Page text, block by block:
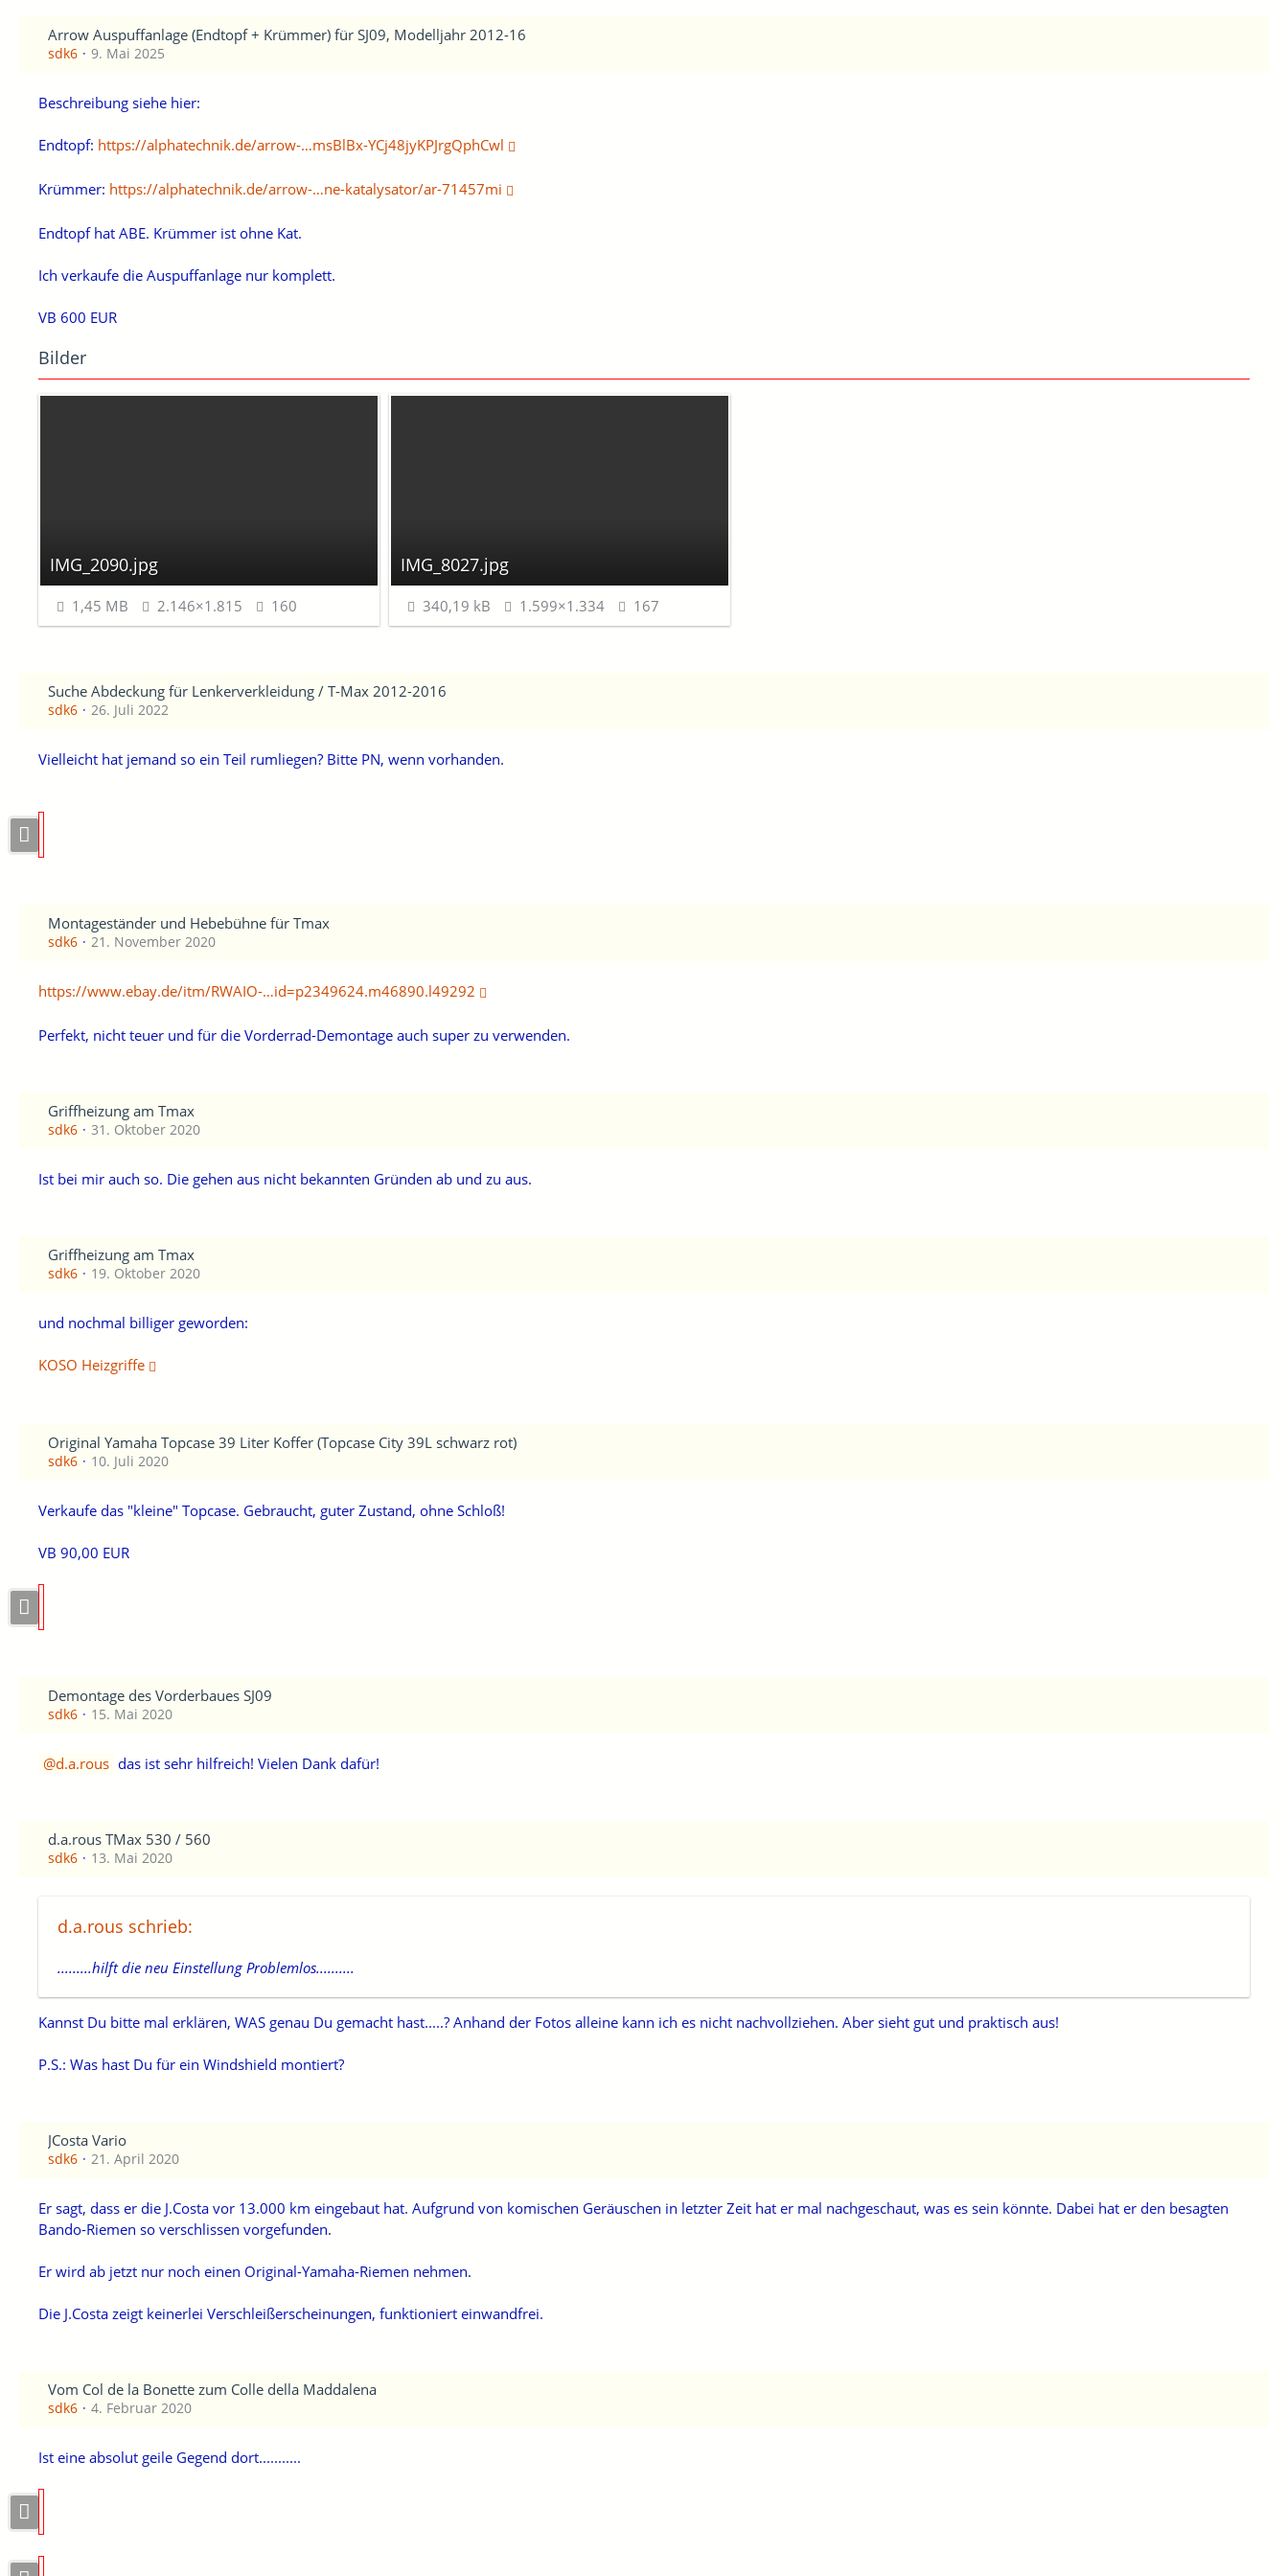
Arrow Auspuffanlage (Endtopf + Krümmer) für SJ09, Modelljahr 2012-16
sdk6 9. Mai 2025
Beschreibung siehe hier:
Endtopf: https://alphatechnik.de/arrow-…msBlBx-YCj48jyKPJrgQphCwl
Krümmer: https://alphatechnik.de/arrow-…ne-katalysator/ar-71457mi
Endtopf hat ABE. Krümmer ist ohne Kat.
Ich verkaufe die Auspuffanlage nur komplett.
VB 600 EUR
Bilder
IMG_2090.jpg
1,45 MB 2.146×1.815 160
IMG_8027.jpg
340,19 kB 1.599×1.334 167
Suche Abdeckung für Lenkerverkleidung / T-Max 2012-2016
sdk6 26. Juli 2022
Vielleicht hat jemand so ein Teil rumliegen? Bitte PN, wenn vorhanden.
Montageständer und Hebebühne für Tmax
sdk6 21. November 2020
https://www.ebay.de/itm/RWAIO-…id=p2349624.m46890.l49292
Perfekt, nicht teuer und für die Vorderrad-Demontage auch super zu verwenden.
Griffheizung am Tmax
sdk6 31. Oktober 2020
Ist bei mir auch so. Die gehen aus nicht bekannten Gründen ab und zu aus.
Griffheizung am Tmax
sdk6 19. Oktober 2020
und nochmal billiger geworden:
KOSO Heizgriffe
Original Yamaha Topcase 39 Liter Koffer (Topcase City 39L schwarz rot)
sdk6 10. Juli 2020
Verkaufe das "kleine" Topcase. Gebraucht, guter Zustand, ohne Schloß!
VB 90,00 EUR
Demontage des Vorderbaues SJ09
sdk6 15. Mai 2020
d.a.rous das ist sehr hilfreich! Vielen Dank dafür!
d.a.rous TMax 530 / 560
sdk6 13. Mai 2020
d.a.rous schrieb:
.........hilft die neu Einstellung Problemlos..........
Kannst Du bitte mal erklären, WAS genau Du gemacht hast.....? Anhand der Fotos alleine kann ich es nicht nachvollziehen. Aber sieht gut und praktisch aus!
P.S.: Was hast Du für ein Windshield montiert?
JCosta Vario
sdk6 21. April 2020
Er sagt, dass er die J.Costa vor 13.000 km eingebaut hat. Aufgrund von komischen Geräuschen in letzter Zeit hat er mal nachgeschaut, was es sein könnte. Dabei hat er den besagten
Bando-Riemen so verschlissen vorgefunden.
Er wird ab jetzt nur noch einen Original-Yamaha-Riemen nehmen.
Die J.Costa zeigt keinerlei Verschleißerscheinungen, funktioniert einwandfrei.
Vom Col de la Bonette zum Colle della Maddalena
sdk6 4. Februar 2020
Ist eine absolut geile Gegend dort...........